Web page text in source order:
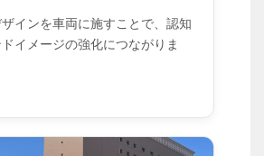
インを車両に施すことで、認知
イメージの強化につながりま